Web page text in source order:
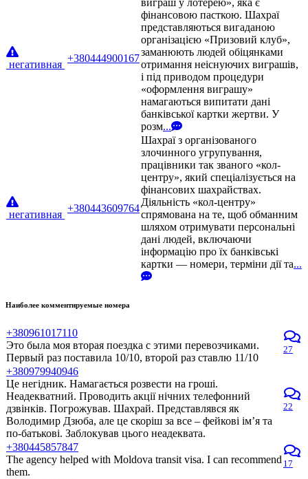
негативная
+380444900167
виграш у лотерею», яка є
фінансовою пасткою. Шахраї
представляються вигаданою
організацією «Призовий клуб»,
заманюють людей обіцянками
отримання неіснуючих виграшів,
і під приводом процедури
«оформлення виграшу»
намагаються випитати дані
банківської картки жертви. У
розм...
негативная
+380443609764
Шахраї з організованого
злочинного угрупування,
працівники так званого «кол-
центру», який спеціалізується на
фінансових шахрайствах.
Діяльність «кол-центру»
спрямована на те, щоб обманним
шляхом отримувати персональні
дані людей, включаючи
інформацію про їх банківські
картки — номери, терміни дії та...
Наиболее комментируемые номера
+380961017110
Это была моя вторая поездка с этими перевозчиками.
Первый раз поставила 10/10, второй раз ставлю 11/10
27
+380979940946
Це негідник. Намагається розвести на гроші.
Неадекватний. Проводить акції нічних телефонний
дзвінків. Погрожував. Шахрай. Представлявся як
Володимир Дзюба, але це скоріш за все – фейкові ім’я та
по-батькові. Заблокував цього неадеквата.
22
+380445857847
The agency helped with Moldova transit visa. I can recommend
them.
17